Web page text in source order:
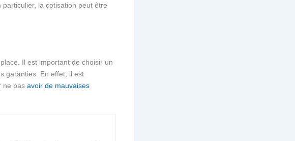
particulier, la cotisation peut être
Il est important de choisir un
garanties. En effet, il est
ne pas avoir de mauvaises